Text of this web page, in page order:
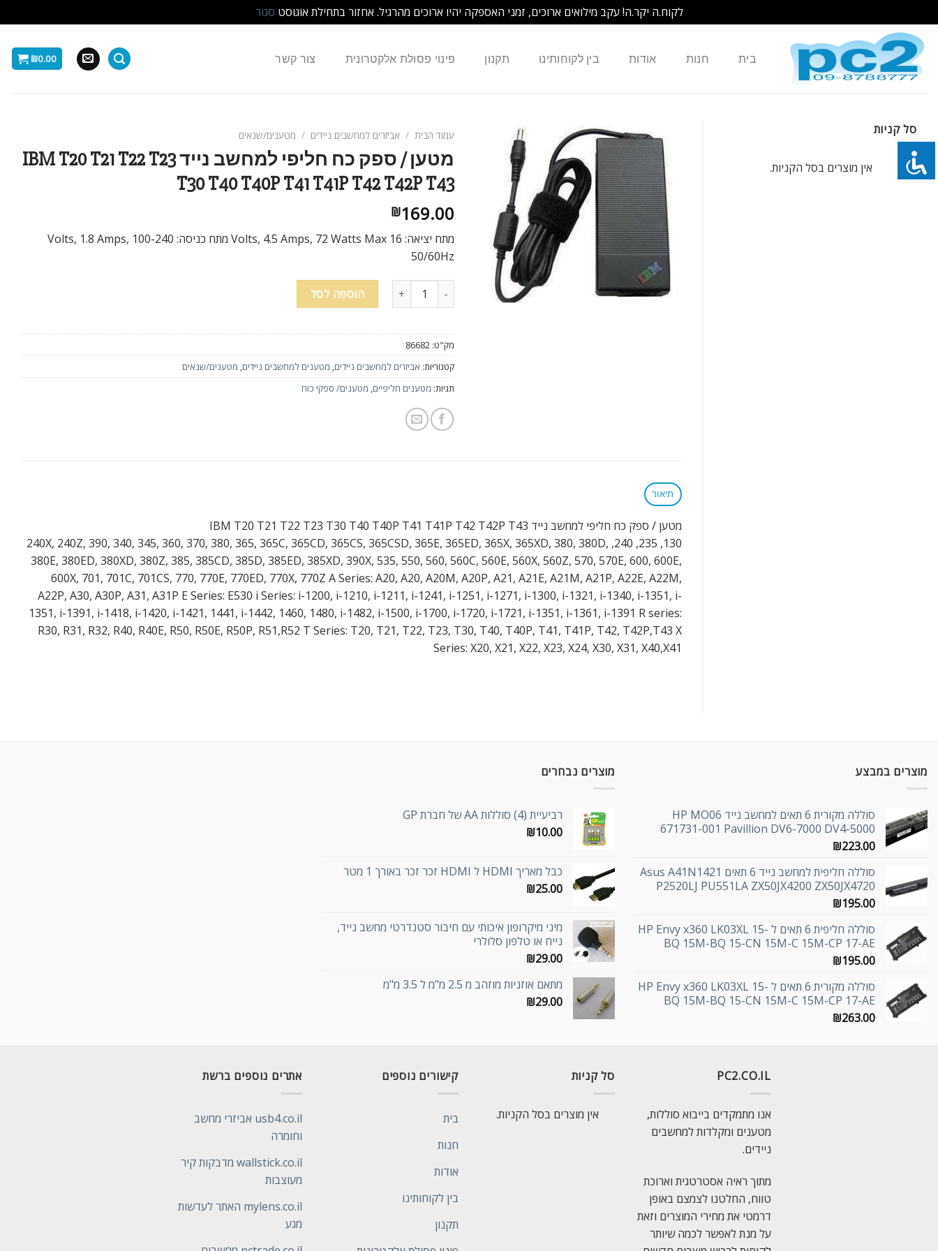
לקוח.ה יקר.ה! עקב מילואים ארוכים, זמני האספקה יהיו ארוכים מהרגיל. אחזור בתחילת אוגוסט סגור
content
בית חנות אודות בין לקוחותינו תקנון פינוי פסולת אלקטרונית צור קשר ₪0.00
סל קניות
אין מוצרים בסל הקניות.
עמוד הבית / אביזרים למחשבים ניידים / מטענים/שנאים
מטען / ספק כח חליפי למחשב נייד IBM T20 T21 T22 T23
T30 T40 T40P T41 T41P T42 T42P T43
₪169.00
מתח יציאה: 16 Volts, 4.5 Amps, 72 Watts Max מתח כניסה: 100-240 Volts, 1.8 Amps,
50/60Hz
הוספה לסל
מק"ט: 86682
קטגוריות: אביזרים למחשבים ניידים, מטענים למחשבים ניידים, מטענים/שנאים
תגיות: מטענים חליפיים, מטענים/ ספקי כוח
תיאור
מטען / ספק כח חליפי למחשב נייד IBM T20 T21 T22 T23 T30 T40 T40P T41 T41P T42 T42P T43
130, 235, 240, 240X, 240Z, 390, 340, 345, 360, 370, 380, 365, 365C, 365CD, 365CS, 365CSD, 365E, 365ED, 365X, 365XD, 380, 380D,
380E, 380ED, 380XD, 380Z, 385, 385CD, 385D, 385ED, 385XD, 390X, 535, 550, 560, 560C, 560E, 560X, 560Z, 570, 570E, 600, 600E,
600X, 701, 701C, 701CS, 770, 770E, 770ED, 770X, 770Z A Series: A20, A20, A20M, A20P, A21, A21E, A21M, A21P, A22E, A22M,
A22P, A30, A30P, A31, A31P E Series: E530 i Series: i-1200, i-1210, i-1211, i-1241, i-1251, i-1271, i-1300, i-1321, i-1340, i-1351, i-
1351, i-1391, i-1418, i-1420, i-1421, 1441, i-1442, 1460, 1480, i-1482, i-1500, i-1700, i-1720, i-1721, i-1351, i-1361, i-1391 R series:
R30, R31, R32, R40, R40E, R50, R50E, R50P, R51,R52 T Series: T20, T21, T22, T23, T30, T40, T40P, T41, T41P, T42, T42P,T43 X
Series: X20, X21, X22, X23, X24, X30, X31, X40,X41
מוצרים במבצע
סוללה מקורית 6 תאים למחשב נייד HP MO06
671731-001 Pavillion DV6-7000 DV4-5000
₪223.00
סוללה חליפית למחשב נייד 6 תאים Asus A41N1421
P2520LJ PU551LA ZX50JX4200 ZX50JX4720
₪195.00
סוללה חליפית 6 תאים ל HP Envy x360 LK03XL 15-
BQ 15M-BQ 15-CN 15M-C 15M-CP 17-AE
₪195.00
סוללה מקורית 6 תאים ל HP Envy x360 LK03XL 15-
BQ 15M-BQ 15-CN 15M-C 15M-CP 17-AE
₪263.00
מוצרים נבחרים
רביעיית (4) סוללות AA של חברת GP
₪10.00
כבל מאריך HDMI ל HDMI זכר זכר באורך 1 מטר
₪25.00
מיני מיקרופון איכותי עם חיבור סטנדרטי מחשב נייד,
נייח או טלפון סלולרי
₪29.00
מתאם אוזניות מוזהב מ 2.5 מ"מ ל 3.5 מ"מ
₪29.00
PC2.CO.IL
אנו מתמקדים בייבוא סוללות,
מטענים ומקלדות למחשבים
ניידים.
מתוך ראיה אסטרטגית וארוכת
טווח, החלטנו לצמצם באופן
דרמטי את מחירי המוצרים וזאת
על מנת לאפשר לכמה שיותר
סל קניות
אין מוצרים בסל הקניות.
קישורים נוספים
בית
חנות
אודות
בין לקוחותינו
תקנון
אתרים נוספים ברשת
usb4.co.il אביזרי מחשב
וחומרה
wallstick.co.il מדבקות קיר
מעוצבות
mylens.co.il האתר לעדשות
מגע